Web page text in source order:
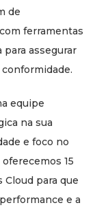
de
ferramentas
assegurar
equipe
na sua
e foco no
15
para que
e a